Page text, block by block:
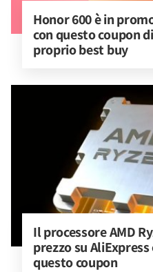
Honor 600 è in
con questo coupon
proprio best buy
Il processore AMD
prezzo su
questo coupon